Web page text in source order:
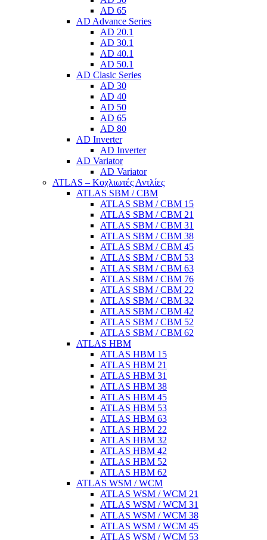
AD 65
AD Advance Series
AD 20.1
AD 30.1
AD 40.1
AD 50.1
AD Clasic Series
AD 30
AD 40
AD 50
AD 65
AD 80
AD Inverter
AD Inverter
AD Variator
AD Variator
ATLAS – Κοχλιωτές Αντλίες
ATLAS SBM / CBM
ATLAS SBM / CBM 15
ATLAS SBM / CBM 21
ATLAS SBM / CBM 31
ATLAS SBM / CBM 38
ATLAS SBM / CBM 45
ATLAS SBM / CBM 53
ATLAS SBM / CBM 63
ATLAS SBM / CBM 76
ATLAS SBM / CBM 22
ATLAS SBM / CBM 32
ATLAS SBM / CBM 42
ATLAS SBM / CBM 52
ATLAS SBM / CBM 62
ATLAS HBM
ATLAS HBM 15
ATLAS HBM 21
ATLAS HBM 31
ATLAS HBM 38
ATLAS HBM 45
ATLAS HBM 53
ATLAS HBM 63
ATLAS HBM 22
ATLAS HBM 32
ATLAS HBM 42
ATLAS HBM 52
ATLAS HBM 62
ATLAS WSM / WCM
ATLAS WSM / WCM 21
ATLAS WSM / WCM 31
ATLAS WSM / WCM 38
ATLAS WSM / WCM 45
ATLAS WSM / WCM 53